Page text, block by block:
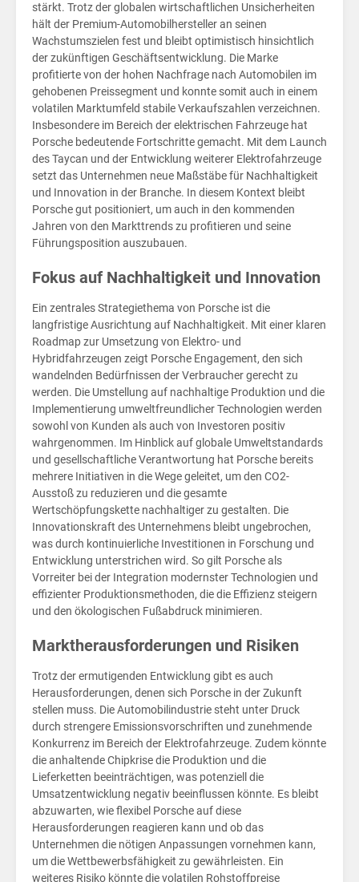
stärkt. Trotz der globalen wirtschaftlichen Unsicherheiten
hält der Premium-Automobilhersteller an seinen
Wachstumszielen fest und bleibt optimistisch hinsichtlich
der zukünftigen Geschäftsentwicklung. Die Marke
profitierte von der hohen Nachfrage nach Automobilen im
gehobenen Preissegment und konnte somit auch in einem
volatilen Marktumfeld stabile Verkaufszahlen verzeichnen.
Insbesondere im Bereich der elektrischen Fahrzeuge hat
Porsche bedeutende Fortschritte gemacht. Mit dem Launch
des Taycan und der Entwicklung weiterer Elektrofahrzeuge
setzt das Unternehmen neue Maßstäbe für Nachhaltigkeit
und Innovation in der Branche. In diesem Kontext bleibt
Porsche gut positioniert, um auch in den kommenden
Jahren von den Markttrends zu profitieren und seine
Führungsposition auszubauen.
Fokus auf Nachhaltigkeit und Innovation
Ein zentrales Strategiethema von Porsche ist die
langfristige Ausrichtung auf Nachhaltigkeit. Mit einer klaren
Roadmap zur Umsetzung von Elektro- und
Hybridfahrzeugen zeigt Porsche Engagement, den sich
wandelnden Bedürfnissen der Verbraucher gerecht zu
werden. Die Umstellung auf nachhaltige Produktion und die
Implementierung umweltfreundlicher Technologien werden
sowohl von Kunden als auch von Investoren positiv
wahrgenommen. Im Hinblick auf globale Umweltstandards
und gesellschaftliche Verantwortung hat Porsche bereits
mehrere Initiativen in die Wege geleitet, um den CO2-
Ausstoß zu reduzieren und die gesamte
Wertschöpfungskette nachhaltiger zu gestalten. Die
Innovationskraft des Unternehmens bleibt ungebrochen,
was durch kontinuierliche Investitionen in Forschung und
Entwicklung unterstrichen wird. So gilt Porsche als
Vorreiter bei der Integration modernster Technologien und
effizienter Produktionsmethoden, die die Effizienz steigern
und den ökologischen Fußabdruck minimieren.
Marktherausforderungen und Risiken
Trotz der ermutigenden Entwicklung gibt es auch
Herausforderungen, denen sich Porsche in der Zukunft
stellen muss. Die Automobilindustrie steht unter Druck
durch strengere Emissionsvorschriften und zunehmende
Konkurrenz im Bereich der Elektrofahrzeuge. Zudem könnte
die anhaltende Chipkrise die Produktion und die
Lieferketten beeinträchtigen, was potenziell die
Umsatzentwicklung negativ beeinflussen könnte. Es bleibt
abzuwarten, wie flexibel Porsche auf diese
Herausforderungen reagieren kann und ob das
Unternehmen die nötigen Anpassungen vornehmen kann,
um die Wettbewerbsfähigkeit zu gewährleisten. Ein
weiteres Risiko könnte die volatilen Rohstoffpreise